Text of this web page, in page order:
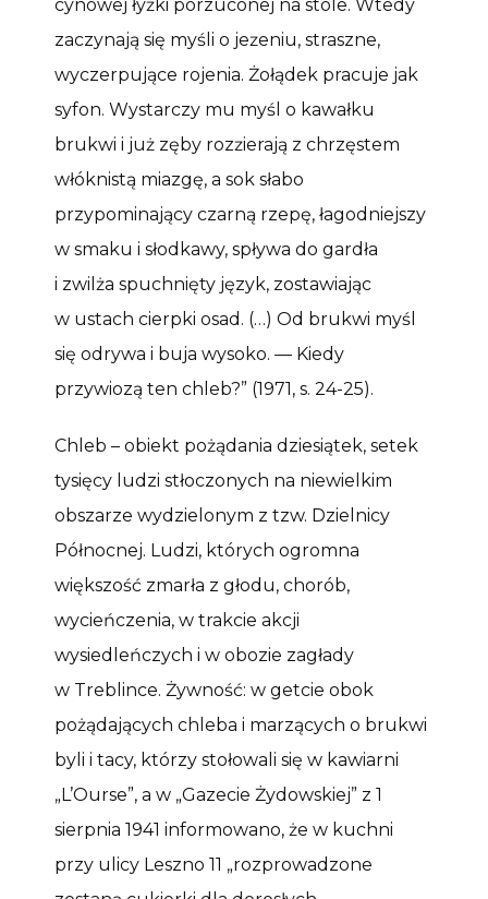
cynowej łyżki porzuconej na stole. Wtedy
zaczynają się myśli o jeǳeniu, straszne,
wyczerpujące rojenia. Żołądek pracuje jak
syfon. Wystarczy mu myśl o kawałku
brukwi i już zęby rozǳierają z chrzęstem
włóknistą miazgę, a sok słabo
przypominający czarną rzepę, łagodniejszy
w smaku i słodkawy, spływa do gardła
i zwilża spuchnięty język, zostawiając
w ustach cierpki osad. (…) Od brukwi myśl
się odrywa i buja wysoko. — Kiedy
przywiozą ten chleb?” (1971, s. 24-25).
Chleb – obiekt pożądania dziesiątek, setek
tysięcy ludzi stłoczonych na niewielkim
obszarze wydzielonym z tzw. Dzielnicy
Północnej. Ludzi, których ogromna
większość zmarła z głodu, chorób,
wycieńczenia, w trakcie akcji
wysiedleńczych i w obozie zagłady
w Treblince. Żywność: w getcie obok
pożądających chleba i marzących o brukwi
byli i tacy, którzy stołowali się w kawiarni
„L’Ourse”, a w „Gazecie Żydowskiej” z 1
sierpnia 1941 informowano, że w kuchni
przy ulicy Leszno 11 „rozprowadzone